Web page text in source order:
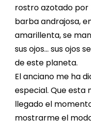
rostro azotado por
barba andrajosa,
amarillenta, se
sus ojos… sus ojos
de este planeta.
El anciano me ha
especial. Que esta
llegado el
mostrarme el